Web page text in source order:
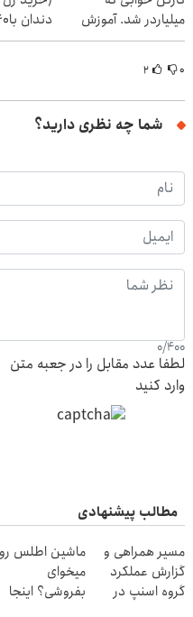
میلیاردر شد. آموزش
رایگان
دندان با40%تخفیف)
۰ ۲
شما چه نظری دارید؟
0/400
لطفا عدد مقابل را در جعبه متن
وارد کنید
مطالب پیشنهادی
مسیر همراهی و
گزارش عملکرد
گروه اسنپ در
ماشین اطلس رو
میخوای
بفروشی؟ اینجا